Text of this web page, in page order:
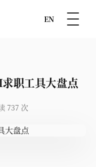
EN
职工具大盘点
737 次